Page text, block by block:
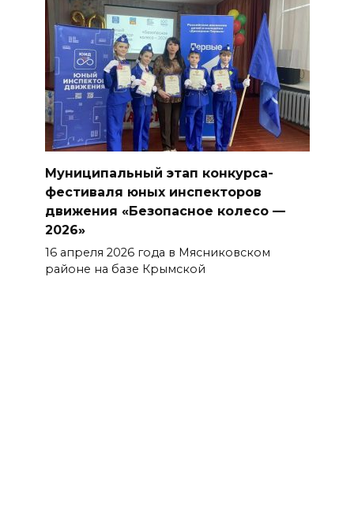
Муниципальный этап конкурса-
фестиваля юных инспекторов
движения «Безопасное колесо —
2026»
16 апреля 2026 года в Мясниковском
районе на базе Крымской